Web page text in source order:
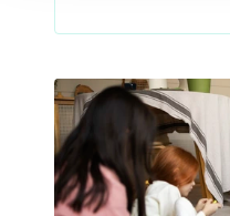
50-
60-
plusser,
kan
dat?